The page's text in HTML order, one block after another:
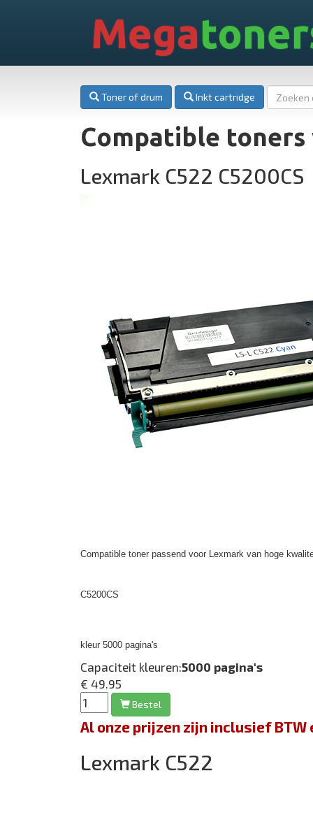
Mega
Toner of drum Inkt cartridge
Compatible toners
Lexmark C522 C5200CS
Compatible toner passend voor Lexmark van hoge
C5200CS
kleur 5000 pagina's
Capaciteit kleuren:5000 pagina's
€ 49.95
Bestel
Al onze prijzen zijn inclusief
Lexmark C522